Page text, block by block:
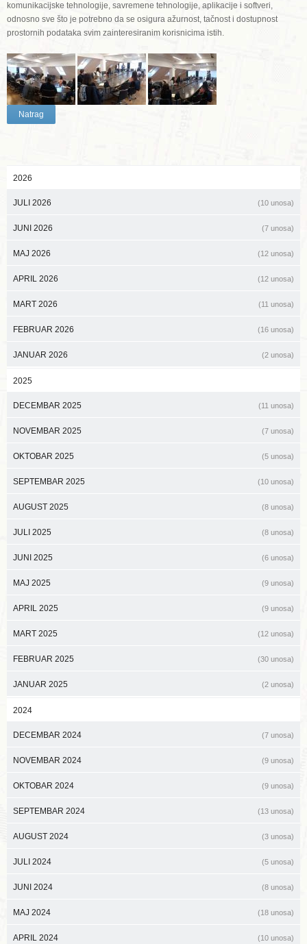
komunikacijske tehnologije, savremene tehnologije, aplikacije i softveri,
odnosno sve što je potrebno da se osigura ažurnost, tačnost i dostupnost
prostornih podataka svim zainteresiranim korisnicima istih.
Natrag
2026
JULI 2026 (10 unosa)
JUNI 2026 (7 unosa)
MAJ 2026 (12 unosa)
APRIL 2026 (12 unosa)
MART 2026 (11 unosa)
FEBRUAR 2026 (16 unosa)
JANUAR 2026 (2 unosa)
2025
DECEMBAR 2025 (11 unosa)
NOVEMBAR 2025 (7 unosa)
OKTOBAR 2025 (5 unosa)
SEPTEMBAR 2025 (10 unosa)
AUGUST 2025 (8 unosa)
JULI 2025 (8 unosa)
JUNI 2025 (6 unosa)
MAJ 2025 (9 unosa)
APRIL 2025 (9 unosa)
MART 2025 (12 unosa)
FEBRUAR 2025 (30 unosa)
JANUAR 2025 (2 unosa)
2024
DECEMBAR 2024 (7 unosa)
NOVEMBAR 2024 (9 unosa)
OKTOBAR 2024 (9 unosa)
SEPTEMBAR 2024 (13 unosa)
AUGUST 2024 (3 unosa)
JULI 2024 (5 unosa)
JUNI 2024 (8 unosa)
MAJ 2024 (18 unosa)
APRIL 2024 (10 unosa)